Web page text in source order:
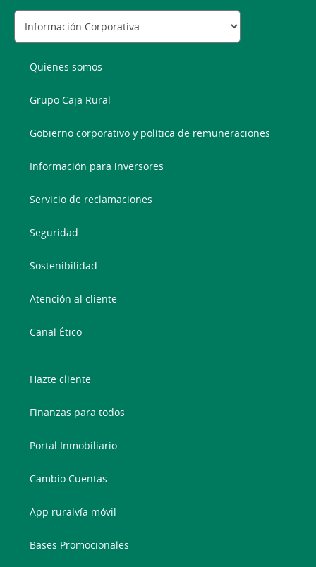
Quienes somos
Grupo Caja Rural
Gobierno corporativo y política de remuneraciones
Información para inversores
Servicio de reclamaciones
Seguridad
Sostenibilidad
Atención al cliente
Canal Ético
Hazte cliente
Finanzas para todos
Portal Inmobiliario
Cambio Cuentas
App ruralvía móvil
Bases Promocionales